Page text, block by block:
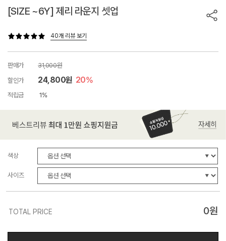
[SIZE ~6Y] 제리 라운지 셋업
40개 리뷰 보기
판매가
31,000원
할인가
24,800원 20%
적립금 1%
색상
사이즈
TOTAL PRICE 0원